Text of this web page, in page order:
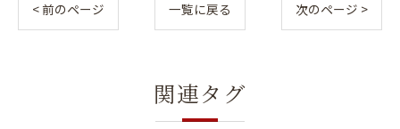
< 前のページ 一覧に戻る 次のページ >
関連タグ